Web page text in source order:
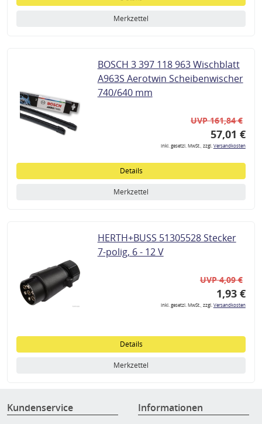
Merkzettel
BOSCH 3 397 118 963 Wischblatt
A963S Aerotwin Scheibenwischer
740/640 mm
UVP 161,84 €
57,01 €
inkl. gesetzl. MwSt., zzgl.Versandkosten
Details
Merkzettel
HERTH+BUSS 51305528 Stecker
7-polig, 6 - 12 V
UVP 4,09 €
1,93 €
inkl. gesetzl. MwSt., zzgl.Versandkosten
Details
Merkzettel
Kundenservice Informationen